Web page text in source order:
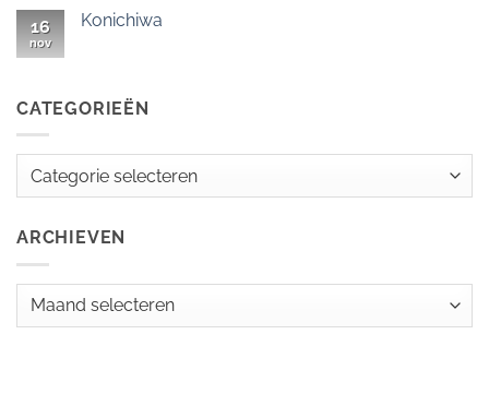
Show
2026
Koihunt
Dag
16
nov
Konichiwa
CATEGORIEËN
Categorieën
ARCHIEVEN
Archieven